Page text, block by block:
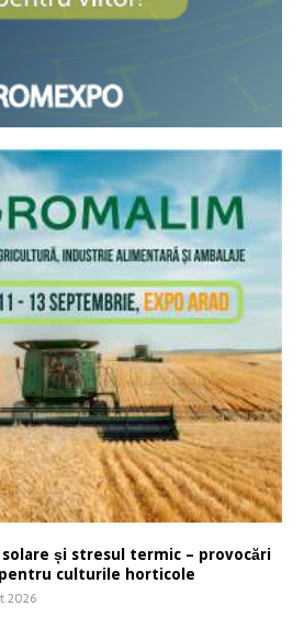
și stresul termic – provocări
culturile horticole
2026